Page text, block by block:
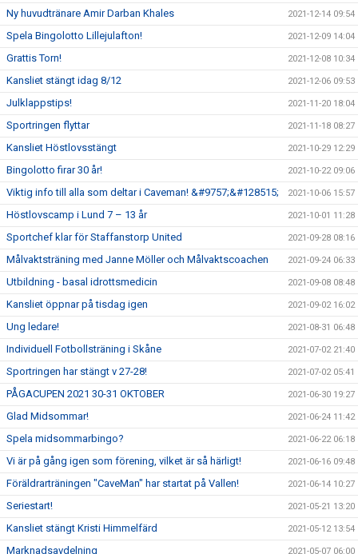
Ny huvudtränare Amir Darban Khales 2021-12-14 09:54
Spela Bingolotto Lillejulafton! 2021-12-09 14:04
Grattis Torn! 2021-12-08 10:34
Kansliet stängt idag 8/12 2021-12-06 09:53
Julklappstips! 2021-11-20 18:04
Sportringen flyttar 2021-11-18 08:27
Kansliet Höstlovsstängt 2021-10-29 12:29
Bingolotto firar 30 år! 2021-10-22 09:06
Viktig info till alla som deltar i Caveman! &#9757;&#128515; 2021-10-06 15:57
Höstlovscamp i Lund 7 – 13 år 2021-10-01 11:28
Sportchef klar för Staffanstorp United 2021-09-28 08:16
Målvaktsträning med Janne Möller och Målvaktscoachen 2021-09-24 06:33
Utbildning - basal idrottsmedicin 2021-09-08 08:48
Kansliet öppnar på tisdag igen 2021-09-02 16:02
Ung ledare! 2021-08-31 06:48
Individuell Fotbollsträning i Skåne 2021-07-02 21:40
Sportringen har stängt v 27-28! 2021-07-02 05:41
PÅGACUPEN 2021 30-31 OKTOBER 2021-06-30 19:27
Glad Midsommar! 2021-06-24 11:42
Spela midsommarbingo? 2021-06-22 06:18
Vi är på gång igen som förening, vilket är så härligt! 2021-06-16 09:48
Föräldrarträningen "CaveMan" har startat på Vallen! 2021-06-14 10:27
Seriestart! 2021-05-21 13:20
Kansliet stängt Kristi Himmelfärd 2021-05-12 13:54
Marknadsavdelning 2021-05-07 06:00